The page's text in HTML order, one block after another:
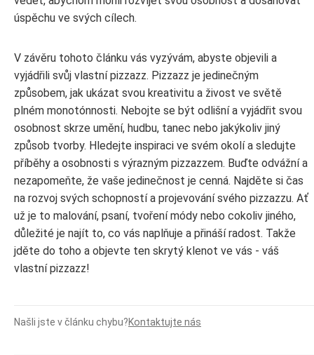
úspěchu ve svých cílech.
V závěru tohoto článku vás vyzývám, abyste objevili a
vyjádřili svůj vlastní pizzazz. Pizzazz je jedinečným
způsobem, jak ukázat svou kreativitu a živost ve světě
plném monotónnosti. Nebojte se být odlišní a vyjádřit svou
osobnost skrze umění, hudbu, tanec nebo jakýkoliv jiný
způsob tvorby. Hledejte inspiraci ve svém okolí a sledujte
příběhy a osobnosti s výrazným pizzazzem. Buďte odvážní a
nezapomeňte, že vaše jedinečnost je cenná. Najděte si čas
na rozvoj svých schopností a projevování svého pizzazzu. Ať
už je to malování, psaní, tvoření módy nebo cokoliv jiného,
důležité je najít to, co vás naplňuje a přináší radost. Takže
jděte do toho a objevte ten skrytý klenot ve vás - váš
vlastní pizzazz!
Našli jste v článku chybu?Kontaktujte nás